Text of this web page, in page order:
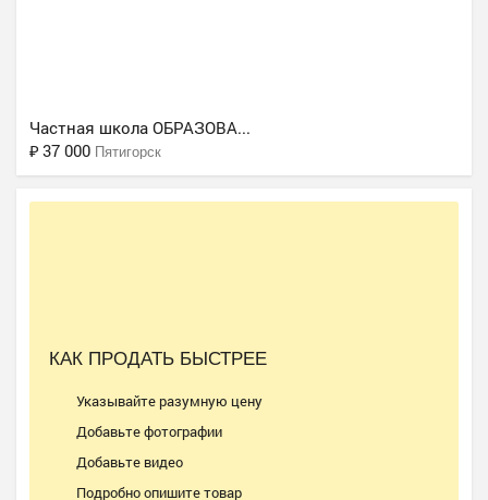
Частная школа ОБРАЗОВА...
₽ 37 000 Пятигорск
Частный детский сад ОБ...
27 000 Пятигорск
КАК ПРОДАТЬ БЫСТРЕЕ
Указывайте разумную цену
Добавьте фотографии
Добавьте видео
Подробно опишите товар